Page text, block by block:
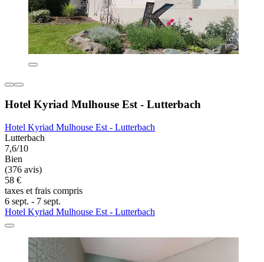
Hotel Kyriad Mulhouse Est - Lutterbach
Hotel Kyriad Mulhouse Est - Lutterbach
Lutterbach
7,6/10
Bien
(376 avis)
58 €
taxes et frais compris
6 sept. - 7 sept.
Hotel Kyriad Mulhouse Est - Lutterbach